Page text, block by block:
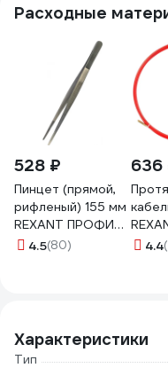
Расходные
528 ₽
Пинцет (прямой,
рифленый) 155 мм
REXANT ПРОФИ
12-0365
4.5(80)
636
мини
4.4
Характеристики
Тип